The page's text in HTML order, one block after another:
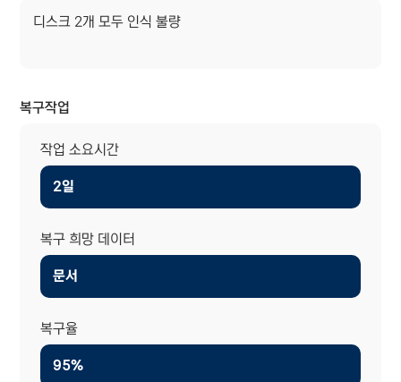
디스크 2개 모두 인식 불량
복구작업
작업 소요시간
2일
복구 희망 데이터
문서
복구율
95%